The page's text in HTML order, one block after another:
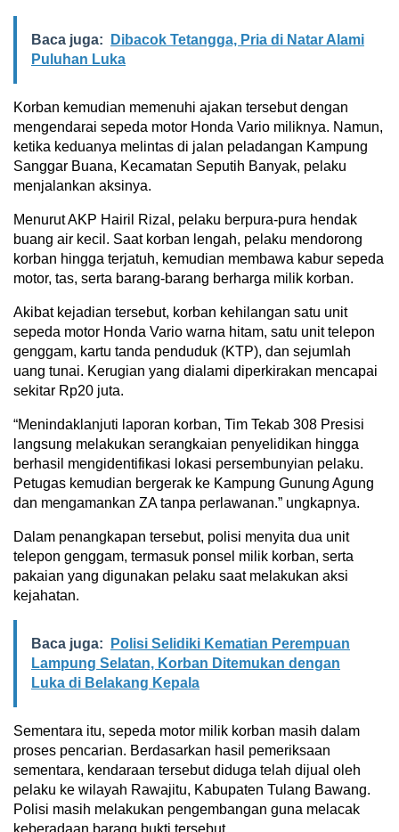
Baca juga:
Dibacok Tetangga, Pria di Natar Alami
Puluhan Luka
Korban kemudian memenuhi ajakan tersebut dengan
mengendarai sepeda motor Honda Vario miliknya. Namun,
ketika keduanya melintas di jalan peladangan Kampung
Sanggar Buana, Kecamatan Seputih Banyak, pelaku
menjalankan aksinya.
Menurut AKP Hairil Rizal, pelaku berpura-pura hendak
buang air kecil. Saat korban lengah, pelaku mendorong
korban hingga terjatuh, kemudian membawa kabur sepeda
motor, tas, serta barang-barang berharga milik korban.
Akibat kejadian tersebut, korban kehilangan satu unit
sepeda motor Honda Vario warna hitam, satu unit telepon
genggam, kartu tanda penduduk (KTP), dan sejumlah
uang tunai. Kerugian yang dialami diperkirakan mencapai
sekitar Rp20 juta.
“Menindaklanjuti laporan korban, Tim Tekab 308 Presisi
langsung melakukan serangkaian penyelidikan hingga
berhasil mengidentifikasi lokasi persembunyian pelaku.
Petugas kemudian bergerak ke Kampung Gunung Agung
dan mengamankan ZA tanpa perlawanan.” ungkapnya.
Dalam penangkapan tersebut, polisi menyita dua unit
telepon genggam, termasuk ponsel milik korban, serta
pakaian yang digunakan pelaku saat melakukan aksi
kejahatan.
Baca juga:
Polisi Selidiki Kematian Perempuan
Lampung Selatan, Korban Ditemukan dengan
Luka di Belakang Kepala
Sementara itu, sepeda motor milik korban masih dalam
proses pencarian. Berdasarkan hasil pemeriksaan
sementara, kendaraan tersebut diduga telah dijual oleh
pelaku ke wilayah Rawajitu, Kabupaten Tulang Bawang.
Polisi masih melakukan pengembangan guna melacak
keberadaan barang bukti tersebut.